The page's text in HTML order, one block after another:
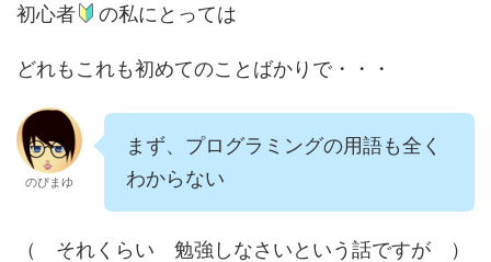
初心者 の私にとっては
どれもこれも初めてのことばかりで・・・
のぴまゆ
まず、プログラミングの用語も全く
わからない
（ それくらい 勉強しなさいという話ですが ）